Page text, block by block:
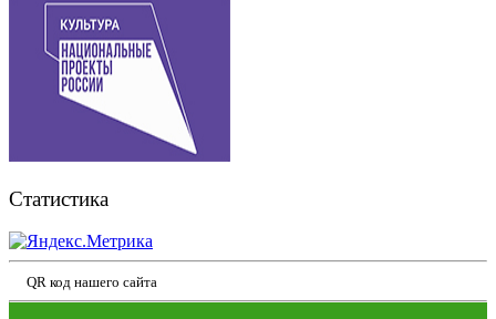
Статистика
QR код нашего сайта